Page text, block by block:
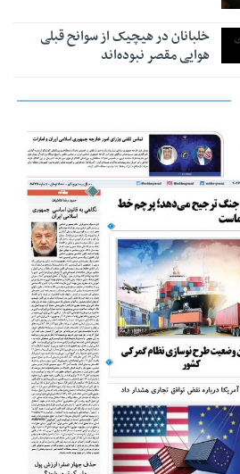
خلبانان در هیچیک از سوانح قبلی
هوایی مقصر نبوده‌اند